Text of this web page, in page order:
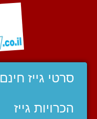
סרטי גייז חינם
הכרויות גייז